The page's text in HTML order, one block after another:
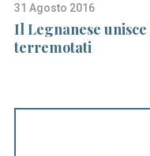
31 Agosto 2016
Il Legnanese
terremotati